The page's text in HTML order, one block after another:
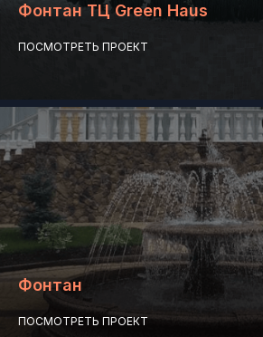
Фонтан ТЦ Green Haus
ПОСМОТРЕТЬ ПРОЕКТ
Фонтан
ПОСМОТРЕТЬ ПРОЕКТ
индивидуального
проекта
При заключении договора
на строительство, разработаем
проектв подарок
Ваш номер телефона
Я даю согласие на обработку персональных